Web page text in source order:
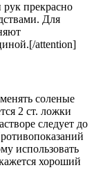
прекрасно
Для
attention]
соленые
2 ст. ложки
следует до
использовать
хороший